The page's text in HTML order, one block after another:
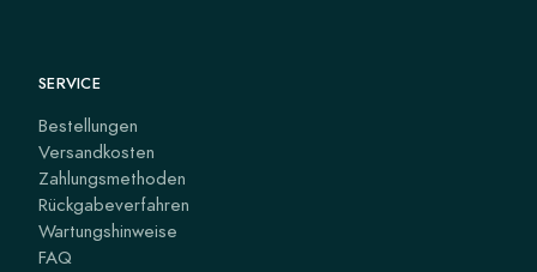
SERVICE
Bestellungen
Versandkosten
Zahlungsmethoden
Rückgabeverfahren
Wartungshinweise
FAQ